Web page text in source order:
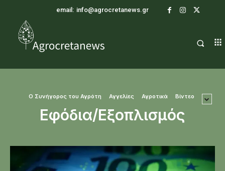
email: info@agrocretanews.gr
O Συνήγορος του Αγρότη Αγγελίες Αγροτικά Βίντεο
Εφόδια/Εξοπλισμός